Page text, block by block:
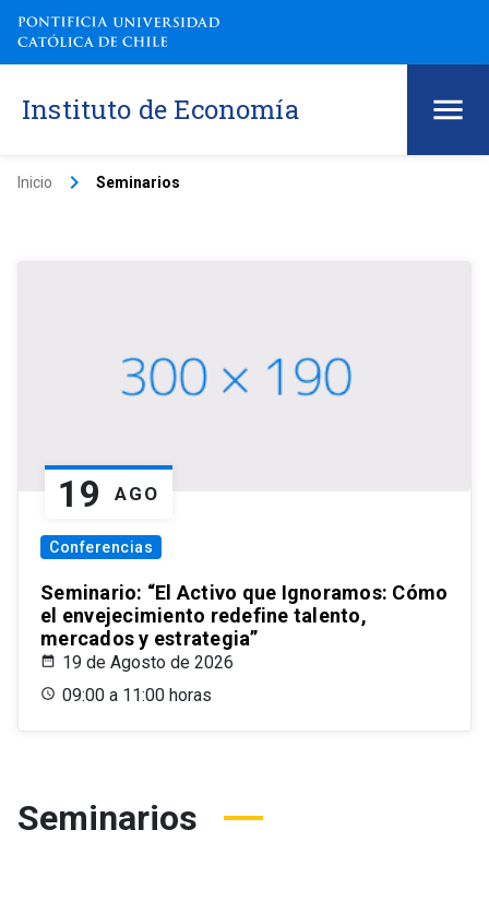
Instituto de Economía
Inicio keyboard_arrow_right Seminarios
19 AGO
Conferencias
Seminario: “El Activo que Ignoramos: Cómo
el envejecimiento redefine talento,
mercados y estrategia”
19 de Agosto de 2026
09:00 a 11:00 horas
Seminarios